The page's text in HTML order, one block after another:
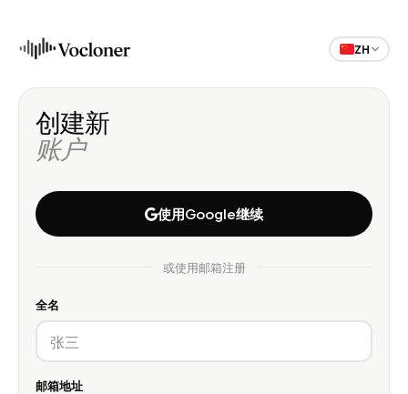
ZH
创建新
账户
使用Google继续
或使用邮箱注册
全名
邮箱地址